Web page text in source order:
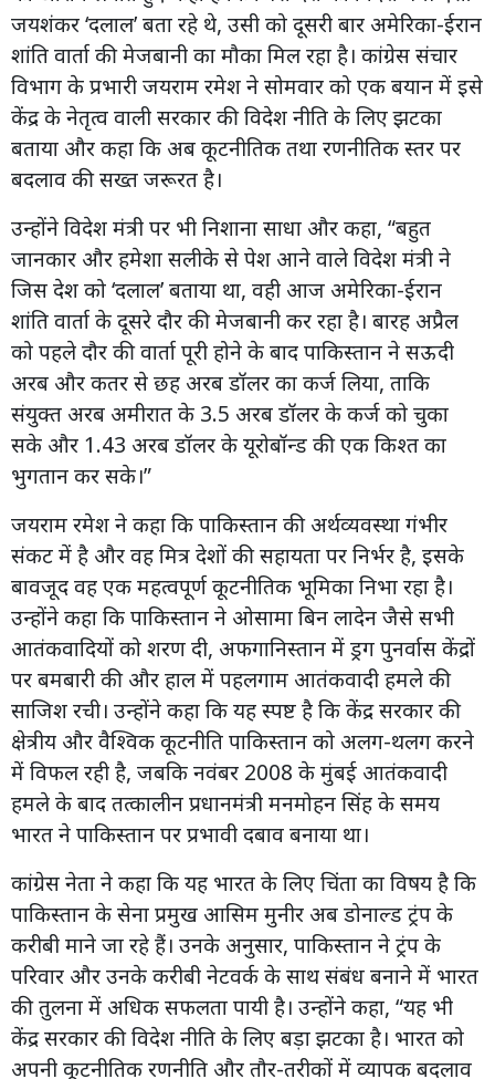
जयशंकर ‘दलाल’ बता रहे थे, उसी को दूसरी बार अमेरिका-ईरान
शांति वार्ता की मेजबानी का मौका मिल रहा है। कांग्रेस संचार
विभाग के प्रभारी जयराम रमेश ने सोमवार को एक बयान में इसे
केंद्र के नेतृत्व वाली सरकार की विदेश नीति के लिए झटका
बताया और कहा कि अब कूटनीतिक तथा रणनीतिक स्तर पर
बदलाव की सख्त जरूरत है।
उन्होंने विदेश मंत्री पर भी निशाना साधा और कहा, “बहुत
जानकार और हमेशा सलीके से पेश आने वाले विदेश मंत्री ने
जिस देश को ‘दलाल’ बताया था, वही आज अमेरिका-ईरान
शांति वार्ता के दूसरे दौर की मेजबानी कर रहा है। बारह अप्रैल
को पहले दौर की वार्ता पूरी होने के बाद पाकिस्तान ने सऊदी
अरब और कतर से छह अरब डॉलर का कर्ज लिया, ताकि
संयुक्त अरब अमीरात के 3.5 अरब डॉलर के कर्ज को चुका
सके और 1.43 अरब डॉलर के यूरोबॉन्ड की एक किश्त का
भुगतान कर सके।”
जयराम रमेश ने कहा कि पाकिस्तान की अर्थव्यवस्था गंभीर
संकट में है और वह मित्र देशों की सहायता पर निर्भर है, इसके
बावजूद वह एक महत्वपूर्ण कूटनीतिक भूमिका निभा रहा है।
उन्होंने कहा कि पाकिस्तान ने ओसामा बिन लादेन जैसे सभी
आतंकवादियों को शरण दी, अफगानिस्तान में ड्रग पुनर्वास केंद्रों
पर बमबारी की और हाल में पहलगाम आतंकवादी हमले की
साजिश रची। उन्होंने कहा कि यह स्पष्ट है कि केंद्र सरकार की
क्षेत्रीय और वैश्विक कूटनीति पाकिस्तान को अलग-थलग करने
में विफल रही है, जबकि नवंबर 2008 के मुंबई आतंकवादी
हमले के बाद तत्कालीन प्रधानमंत्री मनमोहन सिंह के समय
भारत ने पाकिस्तान पर प्रभावी दबाव बनाया था।
कांग्रेस नेता ने कहा कि यह भारत के लिए चिंता का विषय है कि
पाकिस्तान के सेना प्रमुख आसिम मुनीर अब डोनाल्ड ट्रंप के
करीबी माने जा रहे हैं। उनके अनुसार, पाकिस्तान ने ट्रंप के
परिवार और उनके करीबी नेटवर्क के साथ संबंध बनाने में भारत
की तुलना में अधिक सफलता पायी है। उन्होंने कहा, “यह भी
केंद्र सरकार की विदेश नीति के लिए बड़ा झटका है। भारत को
अपनी कूटनीतिक रणनीति और तौर-तरीकों में व्यापक बदलाव